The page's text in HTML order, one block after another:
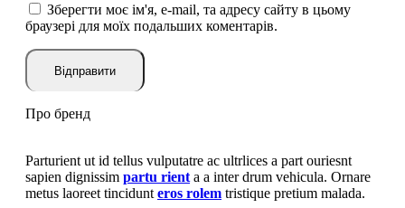
Зберегти моє ім'я, e-mail, та адресу сайту в цьому
браузері для моїх подальших коментарів.
Про бренд
Parturient ut id tellus vulputatre ac ultrlices a part ouriesnt
sapien dignissim partu rient a a inter drum vehicula. Ornare
metus laoreet tincidunt eros rolem tristique pretium malada.